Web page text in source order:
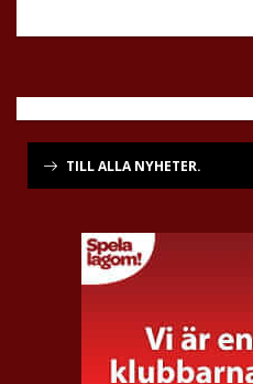
TILL ALLA NYHETER.